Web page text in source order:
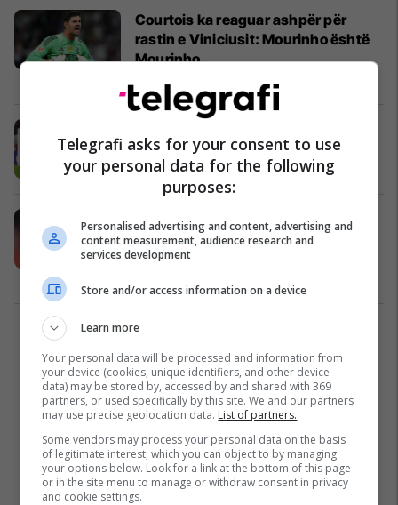
Courtois ka reaguar ashpër për
rastin e Viniciusit: Mourinho është
Mourinho
Arbeloas ta qortojë yllin e skuadrës
La Liga 01/02/2026
Veprim prej kampioni: Gjesti
fantastik i Courtois ndaj portierit të
Benficës ka pushtuar rrjetet sociale
Telegrafi asks for your consent to use
your personal data for the following
purposes:
Personalised advertising and content, advertising and
content measurement, audience research and
services development
Store and/or access information on a device
Learn more
Your personal data will be processed and information from
your device (cookies, unique identifiers, and other device
data) may be stored by, accessed by and shared with 369
partners, or used specifically by this site. We and our partners
may use precise geolocation data. List of partners.
Some vendors may process your personal data on the basis
of legitimate interest, which you can object to by managing
your options below. Look for a link at the bottom of this page
or in the site menu to manage or withdraw consent in privacy
and cookie settings.